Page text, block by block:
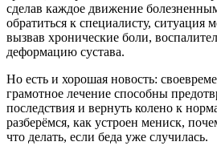
сделав каждое движение
обратиться к специалисту, ситуация
вызвав хронические боли,
деформацию сустава.
Но есть и хорошая новость:
грамотное лечение способны
последствия и вернуть колено к
разберёмся, как устроен мениск,
что делать, если беда уже случилась.